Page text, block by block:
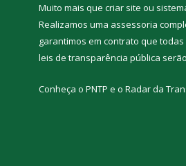
Muito mais que criar site ou
Realizamos uma assessoria
garantimos em contrato que
leis de transparência pública
Conheça o PNTP e o Radar da